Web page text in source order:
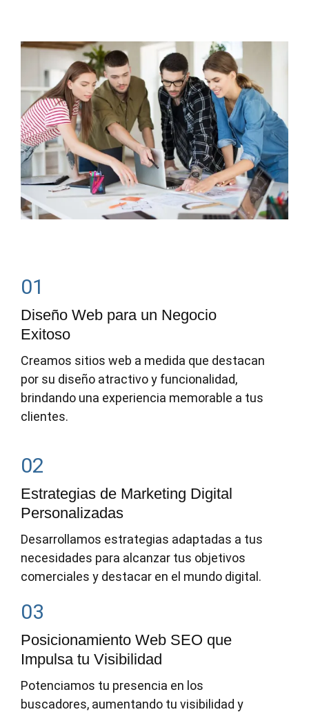
01
Diseño Web para un Negocio
Exitoso
Creamos sitios web a medida que destacan
por su diseño atractivo y funcionalidad,
brindando una experiencia memorable a tus
clientes.
02
Estrategias de Marketing Digital
Personalizadas
Desarrollamos estrategias adaptadas a tus
necesidades para alcanzar tus objetivos
comerciales y destacar en el mundo digital.
03
Posicionamiento Web SEO que
Impulsa tu Visibilidad
Potenciamos tu presencia en los
buscadores, aumentando tu visibilidad y